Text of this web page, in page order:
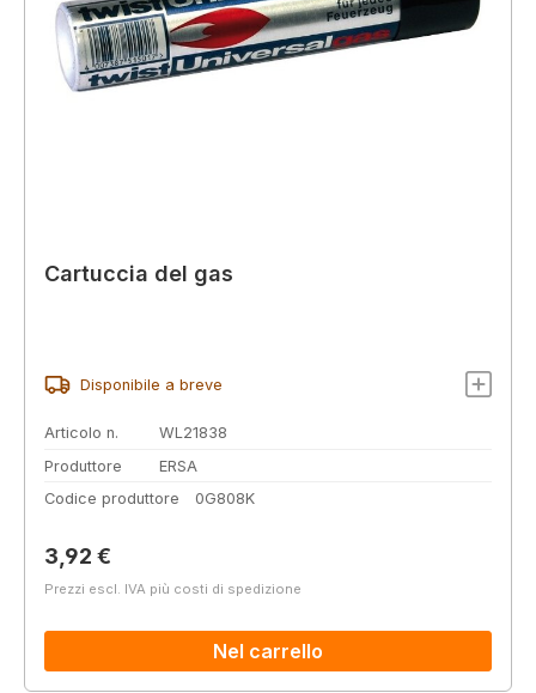
Cartuccia del gas
Disponibile a breve
Articolo n.
WL21838
Produttore
ERSA
Codice produttore
0G808K
Prezzo normale:
3,92 €
Prezzi escl. IVA più costi di spedizione
Nel carrello